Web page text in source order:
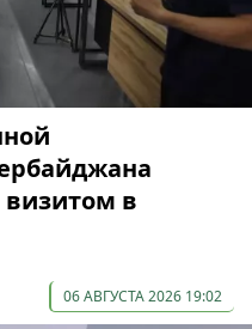
визитом в
06 АВГУСТА 2026 19:02